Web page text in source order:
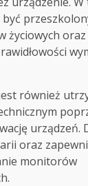
życiowych
również
urządzeń.
oraz
monitorów